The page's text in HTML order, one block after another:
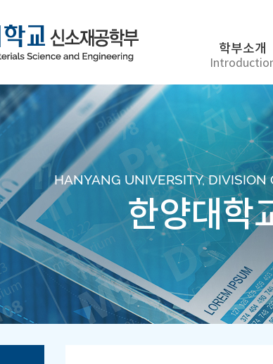
학부소개
HANYANG UNIVERSITY,
한양대학